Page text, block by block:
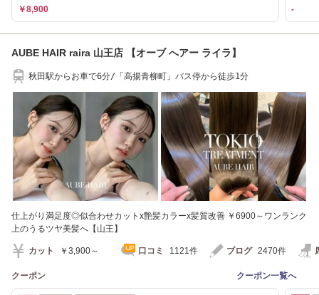
￥8,900 -
AUBE HAIR raira 山王店 【オーブ へアー ライラ】
秋田駅からお車で6分/「高揚青柳町」バス停から徒歩1分
仕上がり満足度◎似合わせカットx艶髪カラーx髪質改善 ￥6900～ワンランク
上のうるツヤ美髪へ【山王】
カット ￥3,900～ 口コミ 1121件 ブログ 2470件
クーポン クーポン一覧へ